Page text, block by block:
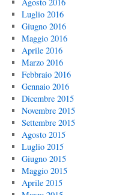
Luglio 2016
Giugno 2016
Maggio 2016
Aprile 2016
Marzo 2016
Febbraio 2016
Gennaio 2016
Dicembre 2015
Novembre 2015
Settembre 2015
Agosto 2015
Luglio 2015
Giugno 2015
Maggio 2015
Aprile 2015